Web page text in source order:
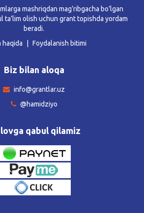
mashriqdan mag’ribgacha bo’lgan
ta’lim olish uchun grant topishda yordam
beradi.
haqida
Foydalanish bitimi
Biz bilan aloqa
info@grantlar.uz
@hamidziyo
qabul qilamiz